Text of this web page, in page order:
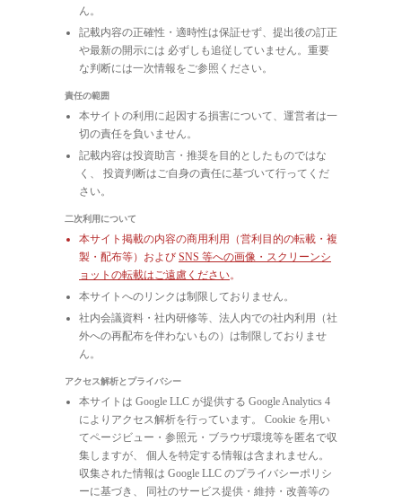
ん。
記載内容の正確性・適時性は保証せず、提出後の訂正
や最新の開示には 必ずしも追従していません。重要
な判断には一次情報をご参照ください。
責任の範囲
本サイトの利用に起因する損害について、運営者は一
切の責任を負いません。
記載内容は投資助言・推奨を目的としたものではな
く、 投資判断はご自身の責任に基づいて行ってくだ
さい。
二次利用について
本サイト掲載の内容の商用利用（営利目的の転載・複
製・配布等）および SNS 等への画像・スクリーンシ
ョットの転載はご遠慮ください。
本サイトへのリンクは制限しておりません。
社内会議資料・社内研修等、法人内での社内利用（社
外への再配布を伴わないもの）は制限しておりませ
ん。
アクセス解析とプライバシー
本サイトは Google LLC が提供する Google Analytics 4
によりアクセス解析を行っています。 Cookie を用い
てページビュー・参照元・ブラウザ環境等を匿名で収
集しますが、 個人を特定する情報は含まれません。
収集された情報は Google LLC のプライバシーポリシ
ーに基づき、 同社のサービス提供・維持・改善等の